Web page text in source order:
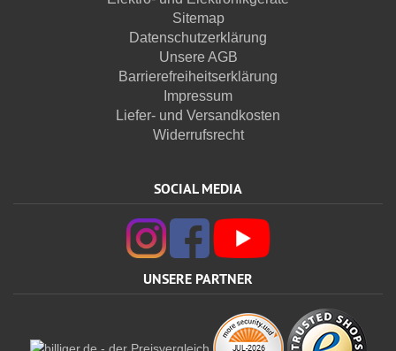
Sitemap
Datenschutzerklärung
Unsere AGB
Barrierefreiheitserklärung
Impressum
Liefer- und Versandkosten
Widerrufsrecht
SOCIAL MEDIA
UNSERE PARTNER